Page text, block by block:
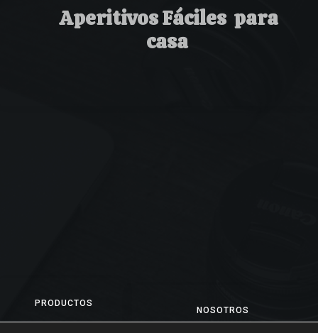
NOSOTROS
PRODUCTOS
Frutos Secos
Aperitivos Fáciles para
casa